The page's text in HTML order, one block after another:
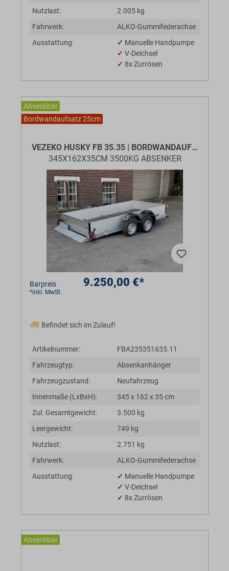
Nutzlast:
2.005 kg
Fahrwerk:
ALKO-Gummifederachse
Ausstattung:
✓ Manuelle Handpumpe
✓ V-Deichsel
✓ 8x Zurrösen
Absenkbar
Bordwandaufsatz 25cm
VEZEKO HUSKY FB 35.35 | BORDWANDAUFSATZ
345X162X35CM 3500KG ABSENKER
Barpreis 9.250,00 €*
*inkl. MwSt.
Befindet sich im Zulauf!
Artikelnummer:
FBA235351635.11
Fahrzeugtyp:
Absenkanhänger
Fahrzeugzustand:
Neufahrzeug
Innenmaße (LxBxH):
345 x 162 x 35 cm
Zul. Gesamtgewicht:
3.500 kg
Leergewicht:
749 kg
Nutzlast:
2.751 kg
Fahrwerk:
ALKO-Gummifederachse
Ausstattung:
✓ Manuelle Handpumpe
✓ V-Deichsel
✓ 8x Zurrösen
Absenkbar